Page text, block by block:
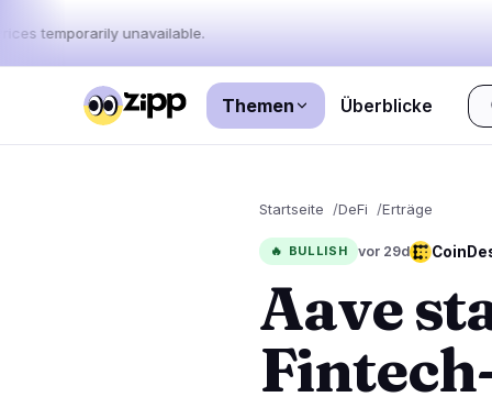
temporarily unavailable.
Themen Überblicke
Nachrichten 67
Eilmeldungen 33
0
Märkte
ETFs
Makro
Startseite DeFi Erträge
🔥 BULLISH vor 29d
Aave